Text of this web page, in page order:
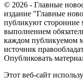
© 2026 - Главные
издание "Главные
публикуют сторонние
выполнением
каждом публикуемом
источник
Опубликовать
Этот веб-сайт